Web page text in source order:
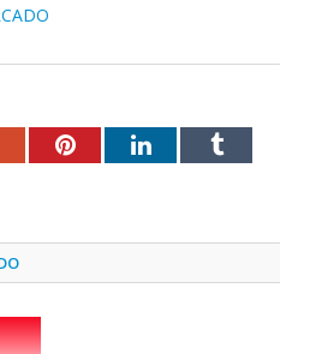
Google+PinterestLinkedInTumblr